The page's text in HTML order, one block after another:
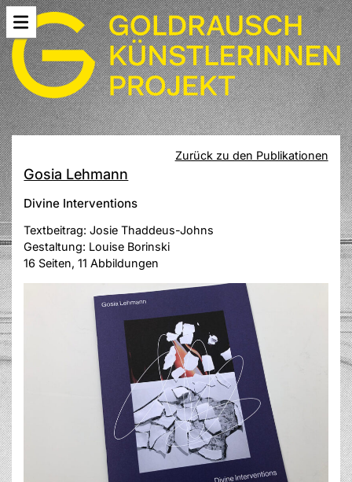
Zurück zu den Publikationen
Gosia Lehmann
Divine Interventions
Textbeitrag: Josie Thaddeus-Johns
Gestaltung: Louise Borinski
16 Seiten, 11 Abbildungen